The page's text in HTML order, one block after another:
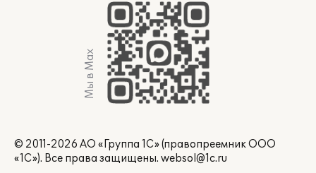
Мы в Max
© 2011-2026 АО «Группа 1С» (правопреемник ООО
«1С»). Все права защищены. websol@1c.ru